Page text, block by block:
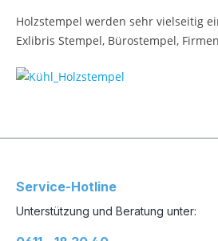
Holzstempel werden sehr vielseitig
Exlibris Stempel, Bürostempel,
Service-Hotline
Unterstützung und Beratung unter: